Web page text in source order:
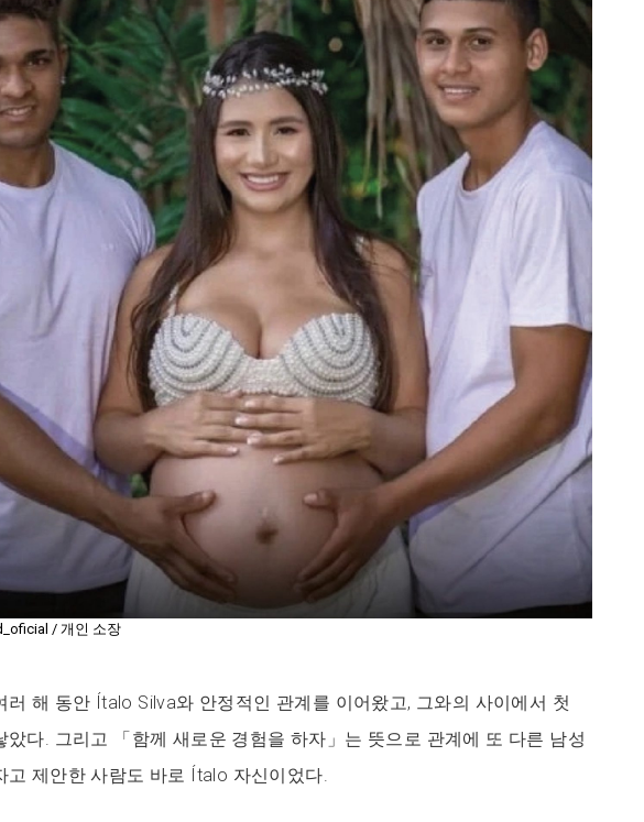
/ 개인 소장
러 해 동안 Ítalo Silva와 안정적인 관계를 이어왔고, 그와의 사이에서 첫
았다. 그리고 「함께 새로운 경험을 하자」는 뜻으로 관계에 또 다른 남성
고 제안한 사람도 바로 Ítalo 자신이었다.